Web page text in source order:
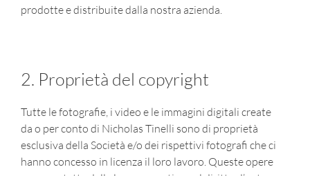
prodotte e distribuite dalla nostra azienda.
2. Proprietà del copyright
Tutte le fotografie, i video e le immagini digitali create
da o per conto di Nicholas Tinelli sono di proprietà
esclusiva della Società e/o dei rispettivi fotografi che ci
hanno concesso in licenza il loro lavoro. Queste opere